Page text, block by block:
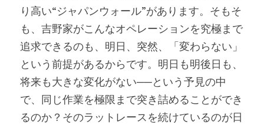
り高い“ジャパンウォール”があります。そもそ
も、吉野家がこんなオペレーションを究極まで
追求できるのも、明日、突然、「変わらない」
という前提があるからです。明日も明後日も、
将来も大きな変化がない──という予見の中
で、同じ作業を極限まで突き詰めることができ
るのか？そのラットレースを続けているのが日